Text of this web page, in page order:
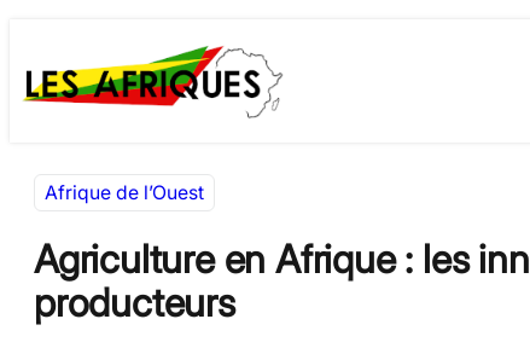
au
contenu
to
content
Afrique de l’Ouest
Agriculture en Afrique : les
producteurs